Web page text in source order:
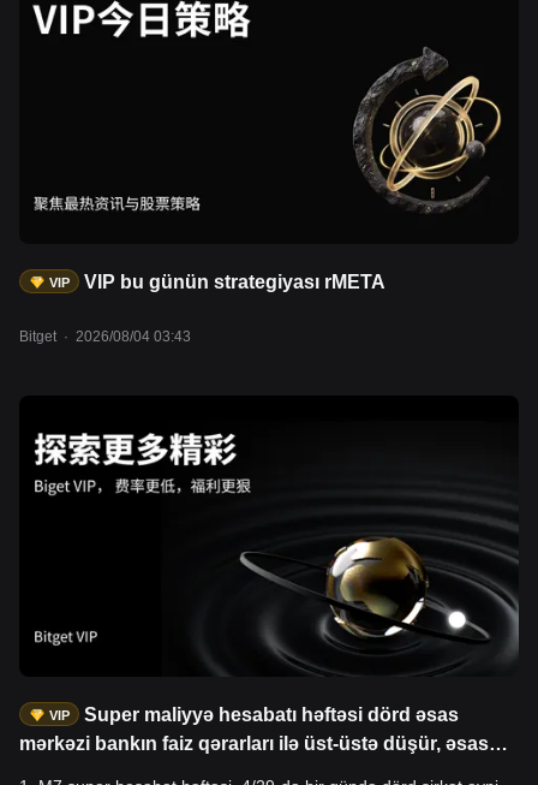
VIP VIP bu günün strategiyası rMETA
Bitget · 2026/08/04 03:43
VIP
Super maliyyə hesabatı həftəsi dörd əsas
mərkəzi bankın faiz qərarları ilə üst-üstə düşür, əsas